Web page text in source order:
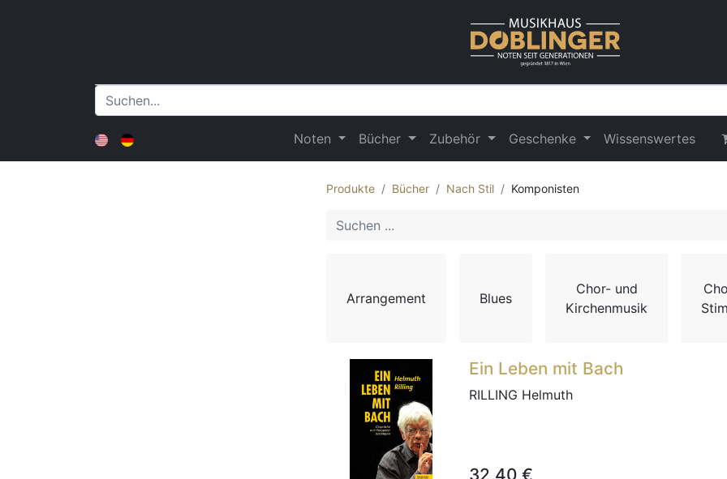
Noten Bücher Zubehör Geschenke Wissenswertes
Produkte Bücher Nach Stil Komponisten
Arrangement Blues
Chor- und
Kirchenmusik
Ein Leben mit Bach
RILLING Helmuth
32,40 €